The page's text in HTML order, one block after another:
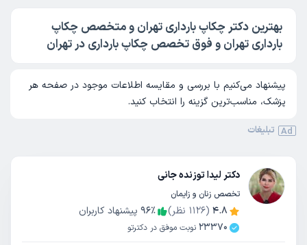
بهترین دکتر چکاپ بارداری تهران و متخصص چکاپ
بارداری تهران و فوق تخصص چکاپ بارداری در تهران
پیشنهاد می‌کنیم با بررسی و مقایسه اطلاعات موجود در صفحه هر
پزشک، مناسب‌ترین گزینه را انتخاب کنید.
دکتر لیدا توزنده جانی
تخصص زنان و زایمان
4.8
(
1126 نظر) 96٪
پیشنهاد کاربران
23370 نوبت موفق در دکترتو
Ad تبلیغات